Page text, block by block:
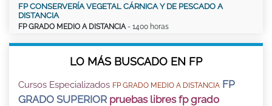
FP CONSERVERÍA VEGETAL CÁRNICA Y DE PESCADO A
DISTANCIA
FP GRADO MEDIO A DISTANCIA - 1400 horas
LO MÁS BUSCADO EN FP
Cursos Especializados FP GRADO MEDIO A DISTANCIA FP
GRADO SUPERIOR pruebas libres fp grado